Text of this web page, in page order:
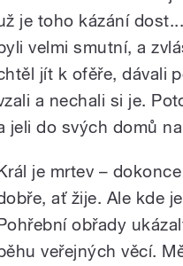
je toho kázání
velmi smutní, a
jít k ofěře, dávali
a nechali si je.
jeli do svých domů
je mrtev –
ať žije. Ale kde
obřady
veřejných věcí.